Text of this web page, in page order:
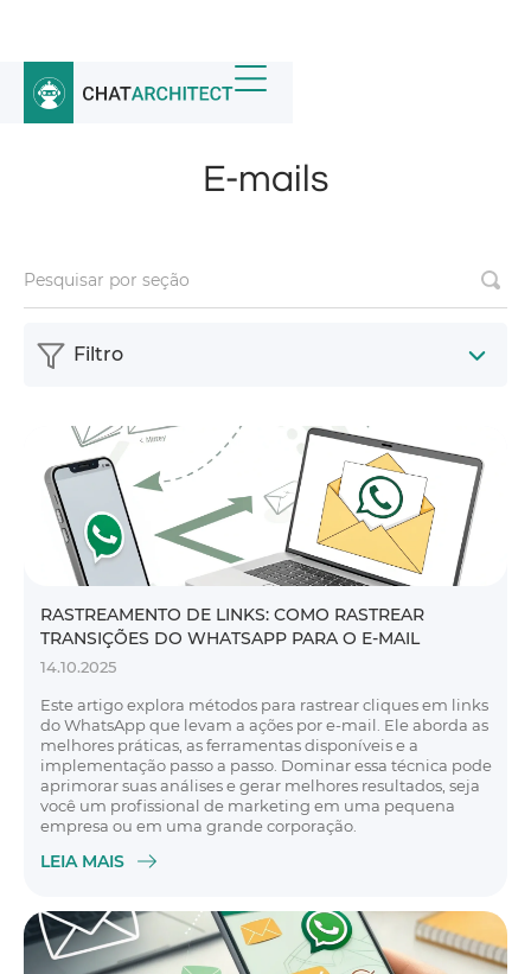
Início Notícias / E-mails
E-mails
RASTREAMENTO DE LINKS: COMO RASTREAR
TRANSIÇÕES DO WHATSAPP PARA O E-MAIL
14.10.2025
Este artigo explora métodos para rastrear cliques em links
do WhatsApp que levam a ações por e-mail. Ele aborda as
melhores práticas, as ferramentas disponíveis e a
implementação passo a passo. Dominar essa técnica pode
aprimorar suas análises e gerar melhores resultados, seja
você um profissional de marketing em uma pequena
empresa ou em uma grande corporação.
LEIA MAIS
Filtro